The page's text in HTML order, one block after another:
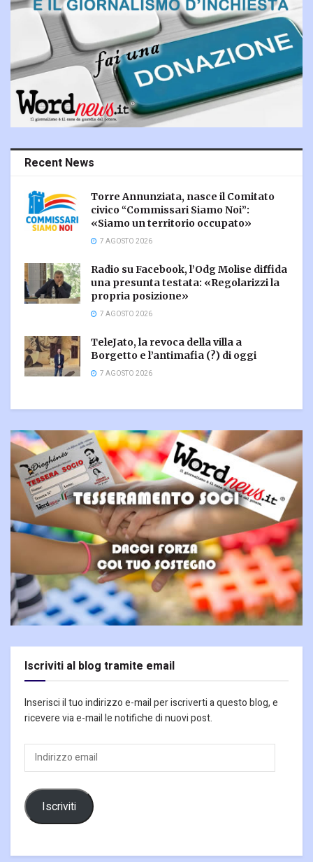
Recent News
Torre Annunziata, nasce il Comitato
civico “Commissari Siamo Noi”:
«Siamo un territorio occupato»
7 AGOSTO 2026
Radio su Facebook, l’Odg Molise diffida
una presunta testata: «Regolarizzi la
propria posizione»
7 AGOSTO 2026
TeleJato, la revoca della villa a
Borgetto e l’antimafia (?) di oggi
7 AGOSTO 2026
Iscriviti al blog tramite email
Inserisci il tuo indirizzo e-mail per iscriverti a questo blog, e
ricevere via e-mail le notifiche di nuovi post.
Indirizzo
email
Iscriviti